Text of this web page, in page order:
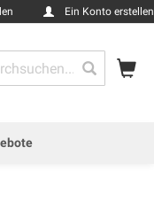
Ein Konto erstellen